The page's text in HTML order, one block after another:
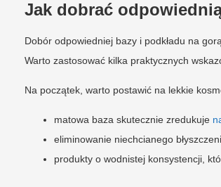
Jak dobrać
Dobór odpowiedniej bazy i podkładu na
Warto zastosować kilka praktycznych
Na początek, warto postawić na lekkie
matowa baza skutecznie zredukuje
eliminowanie niechcianego
produkty o wodnistej konsystencji,